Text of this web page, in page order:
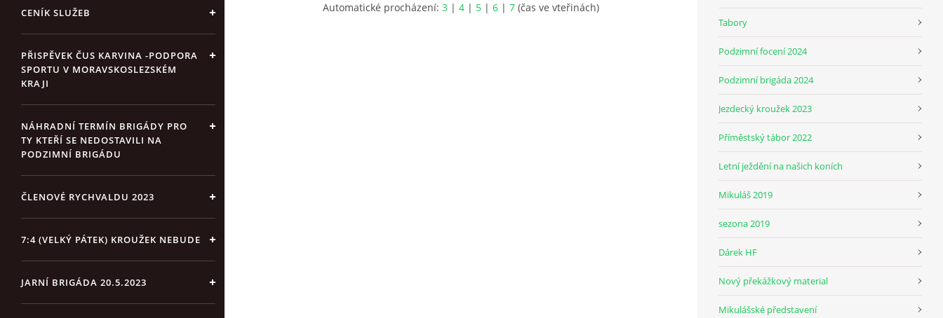
CENÍK SLUŽEB
PŘISPĚVEK ČUS KARVINA -PODPORA
SPORTU V MORAVSKOSLEZSKÉM
KRAJI
NÁHRADNÍ TERMÍN BRIGÁDY PRO
TY KTEŘÍ SE NEDOSTAVILI NA
PODZIMNÍ BRIGÁDU
ČLENOVÉ RYCHVALDU 2023
7:4 (VELKÝ PÁTEK) KROUŽEK NEBUDE
JARNÍ BRIGÁDA 20.5.2023
Automatické procházení: 3 | 4 | 5 | 6 | 7 (čas ve vteřinách)
Tabory
Podzimní focení 2024
Podzimní brigáda 2024
Jezdecký kroužek 2023
Příměstský tábor 2022
Letní ježdění na našich koních
Mikuláš 2019
sezona 2019
Dárek HF
Nový překážkový material
Mikulášské představení